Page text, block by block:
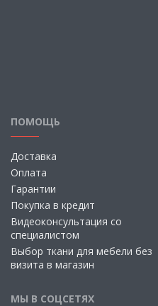
ПОМОЩЬ
Доставка
Оплата
Гарантии
Покупка в кредит
Видеоконсультация со
специалистом
Выбор ткани для мебели без
визита в магазин
МЫ В СОЦСЕТЯХ